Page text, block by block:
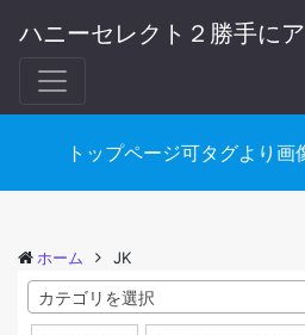
ハニーセレクト２勝手に
トップページ可タグより
ホーム JK
カテゴリを選択